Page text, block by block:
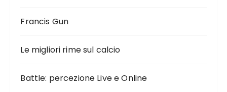
Francis Gun
Le migliori rime sul calcio
Battle: percezione Live e Online